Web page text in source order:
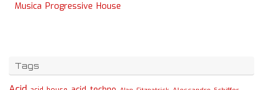
Musica Progressive House
Tags